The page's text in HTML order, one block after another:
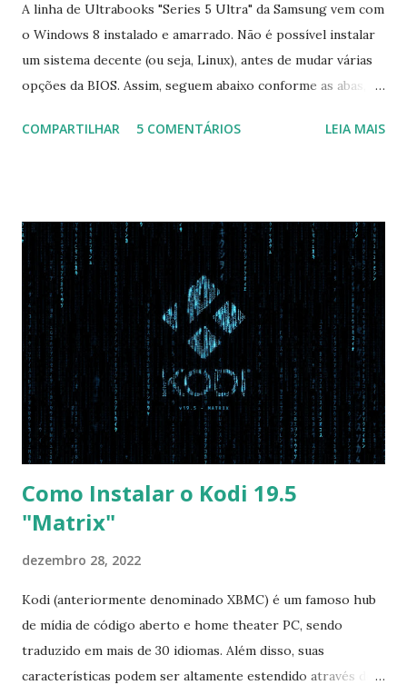
A linha de Ultrabooks "Series 5 Ultra" da Samsung vem com
o Windows 8 instalado e amarrado. Não é possível instalar
um sistema decente (ou seja, Linux), antes de mudar várias
opções da BIOS. Assim, seguem abaixo conforme as abas, a
Na inicialização aperte F2 para acessar a BIOS e então faça
com Win, deixe essa opção no Auto ) Set AHCI Mode ->
Disabled USB S3 Wake-up -> Enabled Boot: Secure Boot ->
Disabled OS Mode Selection -> UEFI and CSM OS (Essa
opção garante boot com Win e Linux) Boot > Boot Priority
Order USB HDD: SATA CD: SATA HDD: Essa ordem de boot
vai garantir que ele tente primeiro o boot pela USB, depois
pelo CD e por último no HD. Apenas as opções acima são
as necessá...
COMPARTILHAR 5 COMENTÁRIOS LEIA MAIS
Como Instalar o Kodi 19.5
"Matrix"
dezembro 28, 2022
Kodi (anteriormente denominado XBMC) é um famoso hub
de mídia de código aberto e home theater PC, sendo
traduzido em mais de 30 idiomas. Além disso, suas
características podem ser altamente estendido através de